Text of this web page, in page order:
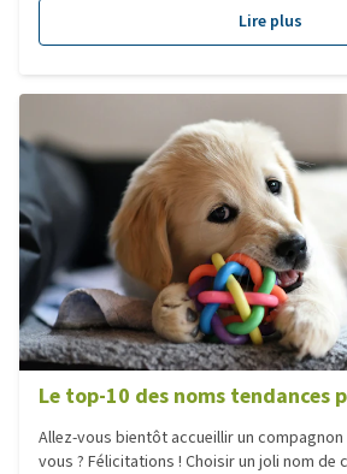
populaires par chaque catégorie !
Lire plus
Le top-10 des noms tendances
Allez-vous bientôt accueillir un
vous ? Félicitations ! Choisir un joli nom de